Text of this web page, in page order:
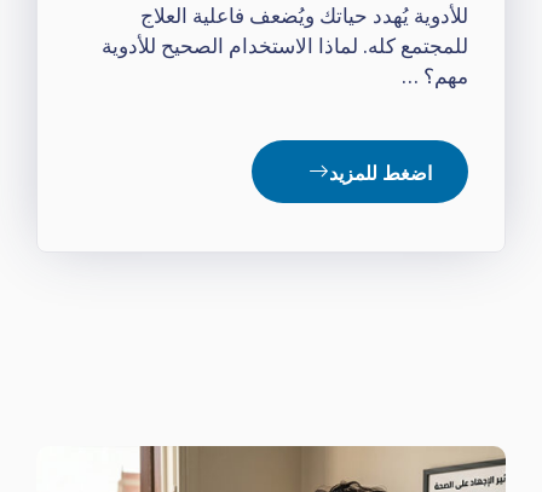
للأدوية يُهدد حياتك ويُضعف فاعلية العلاج
للمجتمع كله. لماذا الاستخدام الصحيح للأدوية
مهم؟ …